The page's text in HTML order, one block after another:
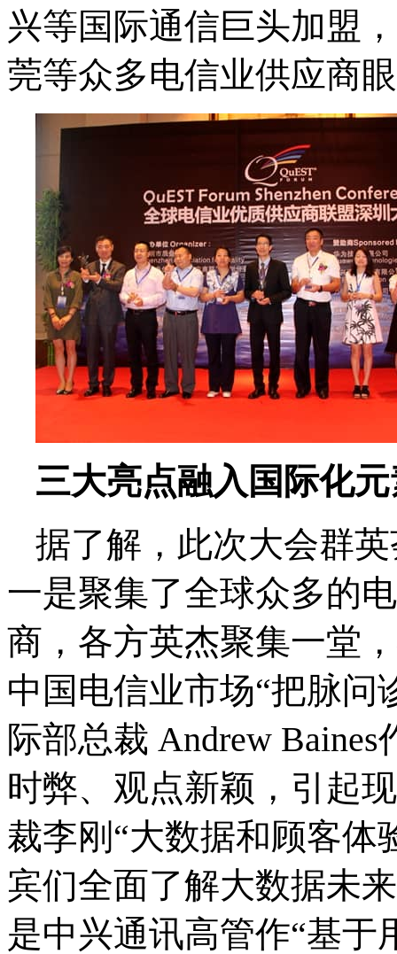
兴等国际通信巨头加盟
莞等众多电信业供应商
三大亮点融入国际化
据了解，此次大会群
一是聚集了全球众多的
商，各方英杰聚集一堂
中国电信业市场“把脉问
际部总裁 Andrew Baines
时弊、观点新颖，引起
裁李刚 “大数据和顾客体
宾们全面了解大数据未
是中兴通讯高管作“基于